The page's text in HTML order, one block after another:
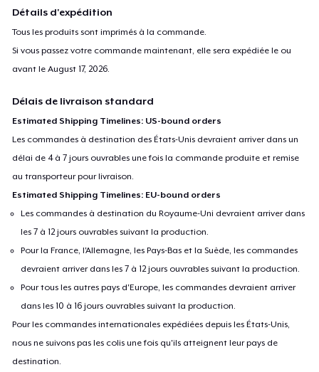
Détails d'expédition
Tous les produits sont imprimés à la commande.
Si vous passez votre commande maintenant, elle sera expédiée le ou
avant leAugust 17, 2026
Délais de livraison standard
Estimated Shipping Timelines: US-bound orders
Les commandes à destination des États-Unis devraient arriver dans un
délai de 4 à 7 jours ouvrables une fois la commande produite et remise
au transporteur pour livraison.
Estimated Shipping Timelines: EU-bound orders
Les commandes à destination du Royaume-Uni devraient arriver dans
les 7 à 12 jours ouvrables suivant la production.
Pour la France, l'Allemagne, les Pays-Bas et la Suède, les commandes
devraient arriver dans les 7 à 12 jours ouvrables suivant la production.
Pour tous les autres pays d'Europe, les commandes devraient arriver
dans les 10 à 16 jours ouvrables suivant la production.
Pour les commandes internationales expédiées depuis les États-Unis,
nous ne suivons pas les colis une fois qu'ils atteignent leur pays de
destination.